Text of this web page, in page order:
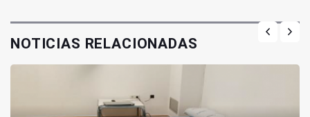
NOTICIAS RELACIONADAS